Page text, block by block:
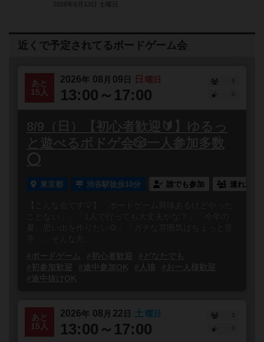
2026年6月13日 土曜日
近くで予定されてるボードゲーム会
あと
15人
2026年 08 月 09 日 日 曜日
13:00～17:00
5
8/9（日）【初心者歓迎🔰】ゆるっ
と遊べるボドゲ会🎲一人参加多数
⭕️
東京都 渋谷駅徒歩10分 誰でも参加 連れ添い
【こんな会です💡】「ボードゲーム興味あるけどやった
ことない…」「1人で行っても大丈夫かな？」「今年の
手…」そんな方...
#ボードゲーム
#初心者歓迎
#どなたでも
#初参加歓迎
#途中参加OK #人狼
#お一人様歓迎
#途中抜けOK
あと
15人
2026年 08 月 22 日 土 曜日
13:00～17:00
5